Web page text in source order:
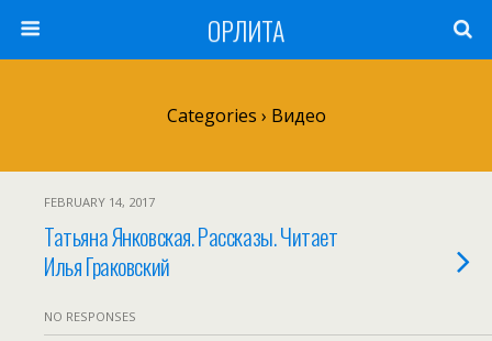
ОРЛИТА
Categories › Видео
FEBRUARY 14, 2017
Татьяна Янковская. Рассказы. Читает
Илья Граковский
NO RESPONSES